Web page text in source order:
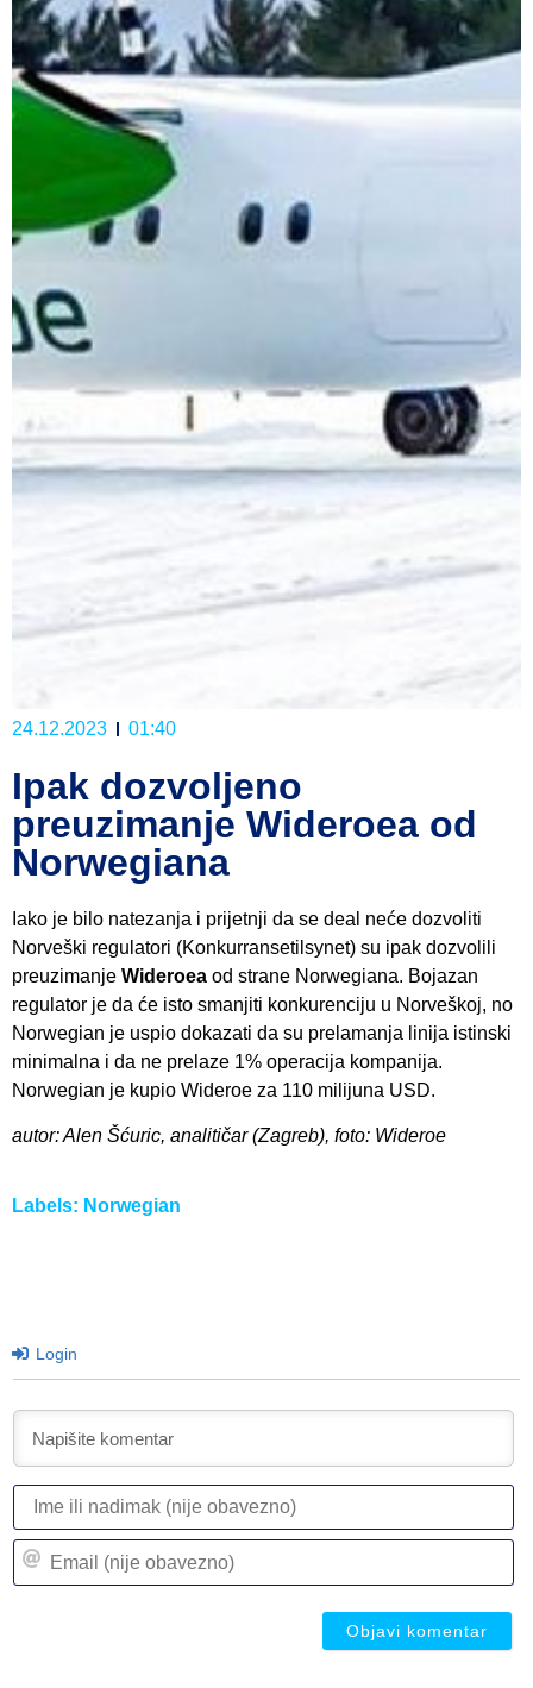
24.12.2023 01:40
Ipak dozvoljeno
preuzimanje Wideroea od
Norwegiana
Iako je bilo natezanja i prijetnji da se deal neće dozvoliti
Norveški regulatori (Konkurransetilsynet) su ipak dozvolili
preuzimanje Wideroea od strane Norwegiana. Bojazan
regulator je da će isto smanjiti konkurenciju u Norveškoj, no
Norwegian je uspio dokazati da su prelamanja linija istinski
minimalna i da ne prelaze 1% operacija kompanija.
Norwegian je kupio Wideroe za 110 milijuna USD.
autor: Alen Šćuric, analitičar (Zagreb), foto: Wideroe
Labels: Norwegian
Login